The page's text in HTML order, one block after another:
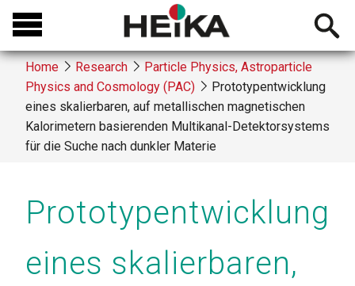
Skip
main
content
Open
Breadcrumb
Home Research
Particle Physics, Astroparticle
Physics and Cosmology (PAC)
Prototypentwicklung
eines skalierbaren, auf metallischen magnetischen
Kalorimetern basierenden Multikanal-Detektorsystems
für die Suche nach dunkler Materie
Prototypentwicklung
eines skalierbaren,